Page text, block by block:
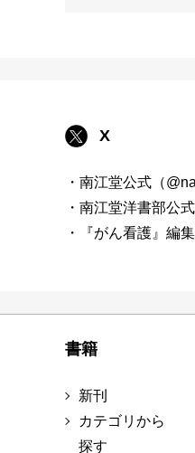
X
・南江堂公式（
・南江堂洋書部公
・『がん看護』編
書籍
新刊
カテゴリから
探す